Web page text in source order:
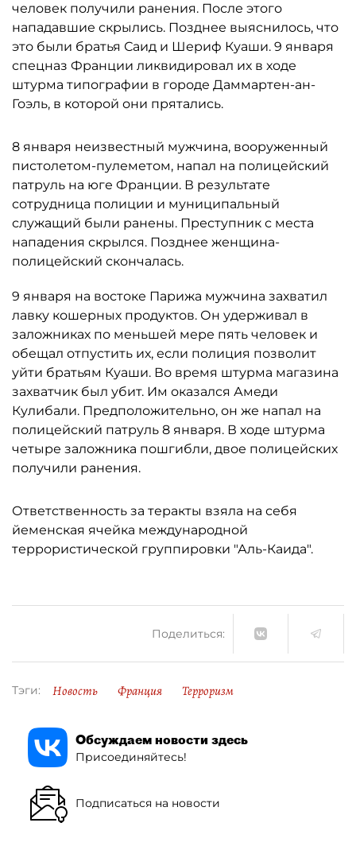
человек получили ранения. После этого
нападавшие скрылись. Позднее выяснилось, что
это были братья Саид и Шериф Куаши. 9 января
спецназ Франции ликвидировал их в ходе
штурма типографии в городе Даммартен-ан-
Гоэль, в которой они прятались.
8 января неизвестный мужчина, вооруженный
пистолетом-пулеметом, напал на полицейский
патруль на юге Франции. В результате
сотрудница полиции и муниципальный
служащий были ранены. Преступник с места
нападения скрылся. Позднее женщина-
полицейский скончалась.
9 января на востоке Парижа мужчина захватил
лавку кошерных продуктов. Он удерживал в
заложниках по меньшей мере пять человек и
обещал отпустить их, если полиция позволит
уйти братьям Куаши. Во время штурма магазина
захватчик был убит. Им оказался Амеди
Кулибали. Предположительно, он же напал на
полицейский патруль 8 января. В ходе штурма
четыре заложника пошгибли, двое полицейских
получили ранения.
Ответственность за теракты взяла на себя
йеменская ячейка международной
террористической группировки "Аль-Каида".
Поделиться:
Тэги: Новость Франция Терроризм
Обсуждаем новости здесь
Присоединяйтесь!
Подписаться на новости